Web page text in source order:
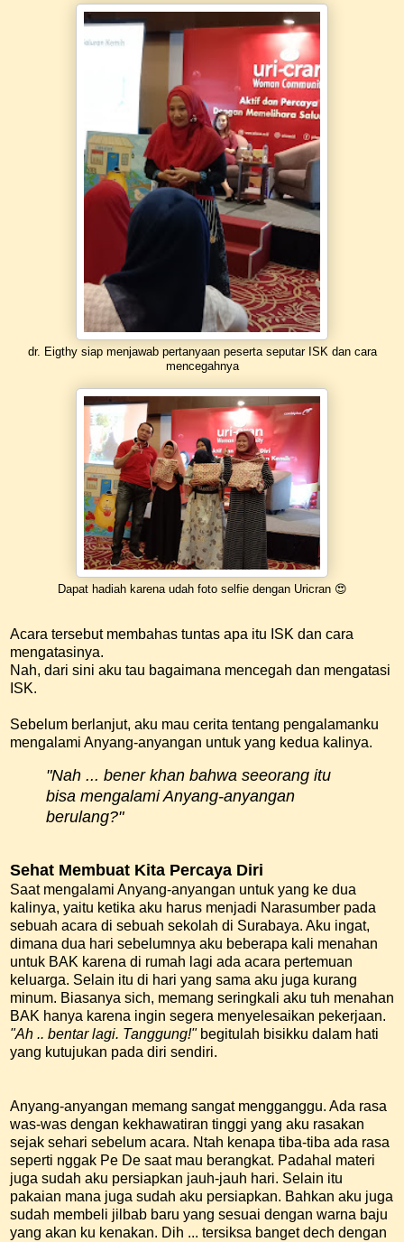
dr. Eigthy siap menjawab pertanyaan peserta seputar ISK dan cara
mencegahnya
Dapat hadiah karena udah foto selfie dengan Uricran 😍
Acara tersebut membahas tuntas apa itu ISK dan cara
mengatasinya.
Nah, dari sini aku tau bagaimana mencegah dan mengatasi
ISK.
Sebelum berlanjut, aku mau cerita tentang pengalamanku
mengalami Anyang-anyangan untuk yang kedua kalinya.
"Nah ... bener khan bahwa seeorang itu
bisa mengalami Anyang-anyangan
berulang?"
Sehat Membuat Kita Percaya Diri
Saat mengalami Anyang-anyangan untuk yang ke dua
kalinya, yaitu ketika aku harus menjadi Narasumber pada
sebuah acara di sebuah sekolah di Surabaya. Aku ingat,
dimana dua hari sebelumnya aku beberapa kali menahan
untuk BAK karena di rumah lagi ada acara pertemuan
keluarga. Selain itu di hari yang sama aku juga kurang
minum. Biasanya sich, memang seringkali aku tuh menahan
BAK hanya karena ingin segera menyelesaikan pekerjaan.
"Ah .. bentar lagi. Tanggung!" begitulah bisikku dalam hati
yang kutujukan pada diri sendiri.
Anyang-anyangan memang sangat mengganggu. Ada rasa
was-was dengan kekhawatiran tinggi yang aku rasakan
sejak sehari sebelum acara. Ntah kenapa tiba-tiba ada rasa
seperti nggak Pe De saat mau berangkat. Padahal materi
juga sudah aku persiapkan jauh-jauh hari. Selain itu
pakaian mana juga sudah aku persiapkan. Bahkan aku juga
sudah membeli jilbab baru yang sesuai dengan warna baju
yang akan ku kenakan. Dih ... tersiksa banget dech dengan